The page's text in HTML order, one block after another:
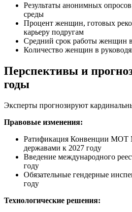
Результаты анонимных
среды
Процент женщин, готовых
карьеру подругам
Средний срок работы женщин
Количество женщин в
Перспективы и
годы
Эксперты прогнозируют
Правовые изменения:
Ратификация Конвенции МОТ
державами к 2027 году
Введение международного
году
Обязательные гендерные
году
Технологические решения: